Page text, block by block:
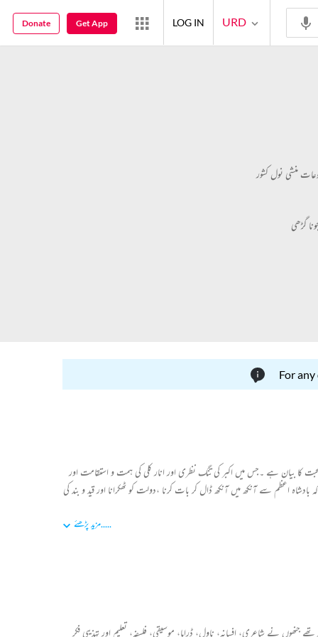
منشی نول کشور
گڑھی
For
محبت کا بیان ہے ۔جس میں اکبر کی تنگ نظری اور انار کلی کی ہمت و استقامت اور
سے آنکھ میں آنکھ ڈال کر بات کرنا ،دولت کو ٹھکرانا اور قید و بند کی
.....مزید پڑھئے
نے شاعری، افسانہ، ناول، ڈراما، موسیقی، فلسفہ، تعلیم اور تہذیبی فکر
URD
LOG IN
Get App
Donate